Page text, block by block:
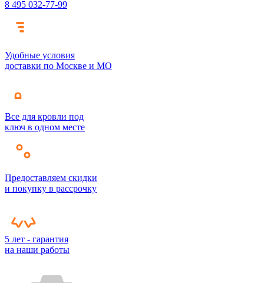
8 495 032-77-99
Удобные условия
доставки по Москве и МО
Все для кровли под
ключ в одном месте
Предоставляем скидки
и покупку в рассрочку
5 лет - гарантия
на наши работы